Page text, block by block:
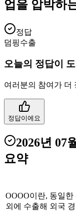
업을 압박하
정답
덤핑수출
오늘의 정답이
여러분의 참여가 더
정답이에요
2026년 07
요약
OOOO이란, 동일
외에 수출해 외국